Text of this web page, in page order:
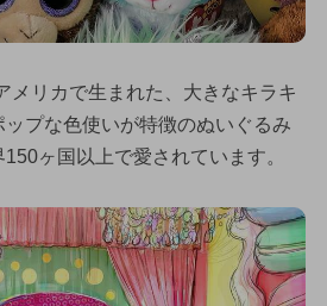
メリカで生まれた、大きなキラキ
プな色使いが特徴のぬいぐるみ
ヶ国以上で愛されています。